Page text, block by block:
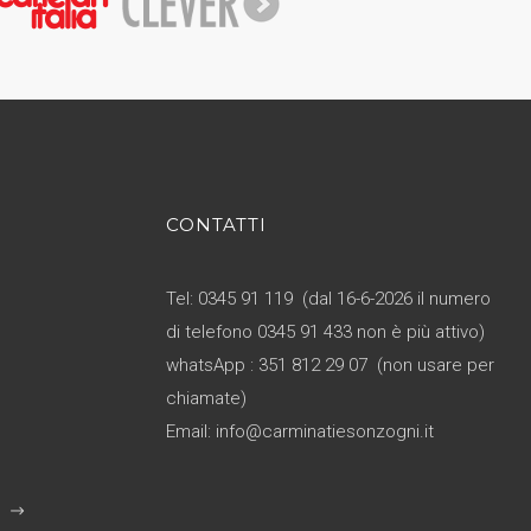
CONTATTI
Tel: 0345 91 119 (dal 16-6-2026 il numero
di telefono 0345 91 433 non è più attivo)
whatsApp : 351 812 29 07 (non usare per
chiamate)
Email: info@carminatiesonzogni.it